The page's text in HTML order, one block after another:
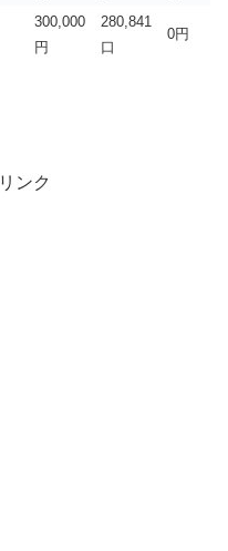
300,000
円
280,841
口
0円
ンク